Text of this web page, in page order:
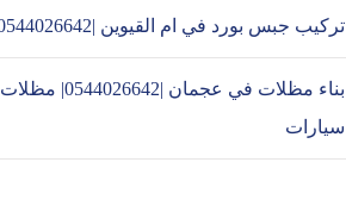
تركيب جبس بورد في ام القيوين |0544026642
بناء مظلات في عجمان |0544026642| مظلات
سيارات